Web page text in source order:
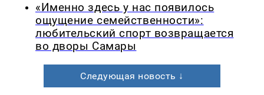
«Именно здесь у нас появилось
ощущение семейственности»:
любительский спорт возвращается
во дворы Самары
Следующая новость ↓